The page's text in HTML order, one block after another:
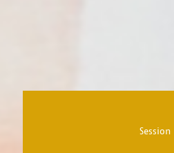
Session